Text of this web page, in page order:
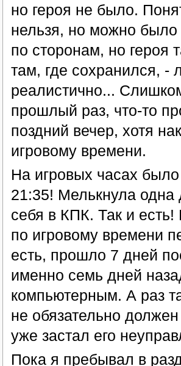
но героя не было.
нельзя, но можно было
по сторонам, но героя
там, где сохранился, -
реалистично...
прошлый раз, что-то
поздний вечер, хотя
игровому времени.
На игровых часах
21:35! Мелькнула одна
себя в КПК. Так и
по игровому времени
есть, прошло 7 дней
именно семь дней
компьютерным. А раз
не обязательно
уже застал его
Пока я пребывал в